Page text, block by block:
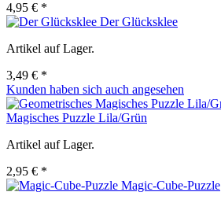
4,95 € *
Der Glücksklee
Artikel auf Lager.
3,49 € *
Kunden haben sich auch angesehen
Magisches Puzzle Lila/Grün
Artikel auf Lager.
2,95 € *
Magic-Cube-Puzzle